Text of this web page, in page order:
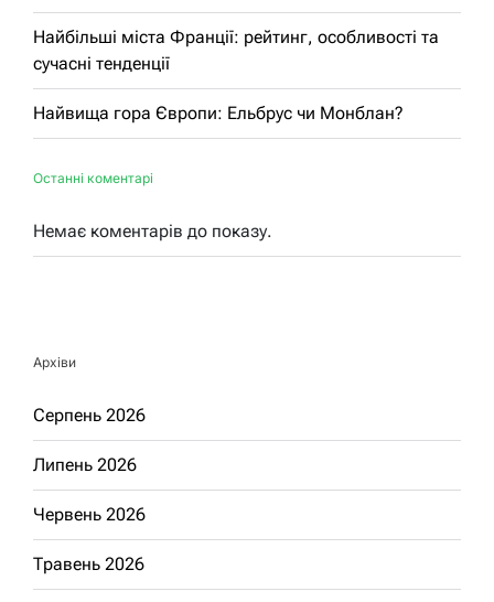
Найбільші міста Франції: рейтинг, особливості та
сучасні тенденції
Найвища гора Європи: Ельбрус чи Монблан?
Останні коментарі
Немає коментарів до показу.
Архіви
Серпень 2026
Липень 2026
Червень 2026
Травень 2026